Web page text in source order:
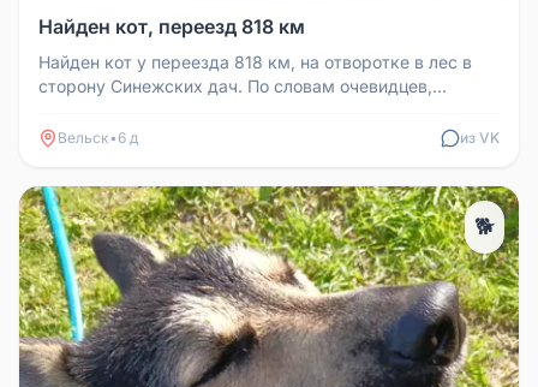
Найден кот, переезд 818 км
Найден кот у переезда 818 км, на отворотке в лес в
сторону Синежских дач. По словам очевидцев,
Вельск•6 д из VK
🐕